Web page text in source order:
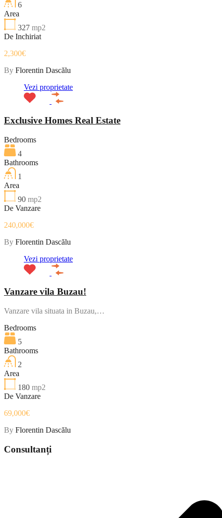
6
Area
327 mp2
De Inchiriat
2,300€
By Florentin Dascălu
Vezi proprietate
Exclusive Homes Real Estate
Bedrooms
4
Bathrooms
1
Area
90 mp2
De Vanzare
240,000€
By Florentin Dascălu
Vezi proprietate
Vanzare vila Buzau!
Vanzare vila situata in Buzau,…
Bedrooms
5
Bathrooms
2
Area
180 mp2
De Vanzare
69,000€
By Florentin Dascălu
Consultanți